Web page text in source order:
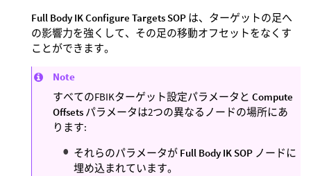
Full Body IK Configure Targets SOP は、ターゲットの足へ
の影響力を強くして、その足の移動オフセットをなくす
ことができます。
Note
すべてのFBIKターゲット設定パラメータと Compute
Offsets パラメータは2つの異なるノードの場所にあ
ります:
それらのパラメータが Full Body IK SOP ノードに
埋め込まれています。